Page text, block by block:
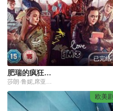
已完结
肥瑞的疯狂日记第二季
欧美剧